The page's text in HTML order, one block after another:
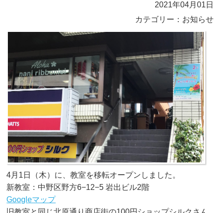
2021年04月01日
カテゴリー：お知らせ
4月1日（木）に、教室を移転オープンしました。
新教室：中野区野方6−12−5 岩出ビル2階
Googleマップ